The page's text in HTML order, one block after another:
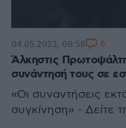
Άλκηστις
συνάντησή τους σε
«Οι συναντήσεις
συγκίνηση» - Δείτε
04.05.2023, 08:58 6